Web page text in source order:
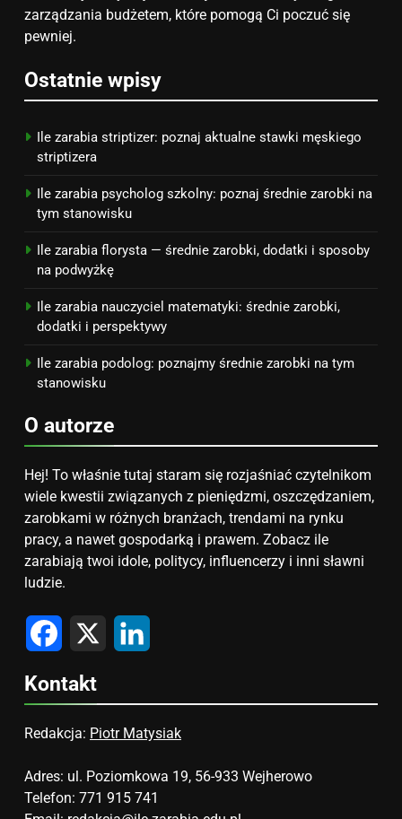
zainspirują
ZAROBKI
Jak przygotować się finansowo
kosztuje i jak zaplanować
PORADY
PRACA
zarządzania budżetem, które pomogą Ci poczuć się
pewniej.
Ostatnie wpisy
Ile zarabia striptizer: poznaj aktualne stawki męskiego
striptizera
Ile zarabia psycholog szkolny: poznaj średnie zarobki na
tym stanowisku
Ile zarabia florysta — średnie zarobki, dodatki i sposoby
na podwyżkę
Ile zarabia nauczyciel matematyki: średnie zarobki,
dodatki i perspektywy
Ile zarabia podolog: poznajmy średnie zarobki na tym
stanowisku
O autorze
Hej! To właśnie tutaj staram się rozjaśniać czytelnikom
wiele kwestii związanych z pieniędzmi, oszczędzaniem,
zarobkami w różnych branżach, trendami na rynku
pracy, a nawet gospodarką i prawem. Zobacz ile
zarabiają twoi idole, politycy, influencerzy i inni sławni
ludzie.
Facebook
X
Kontakt
Redakcja: Piotr Matysiak
Adres: ul. Poziomkowa 19, 56-933 Wejherowo
Telefon: 771 915 741